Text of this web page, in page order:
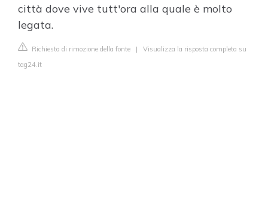
città dove vive tutt'ora alla quale è molto
legata.
Richiesta di rimozione della fonte | Visualizza la risposta completa su
tag24.it